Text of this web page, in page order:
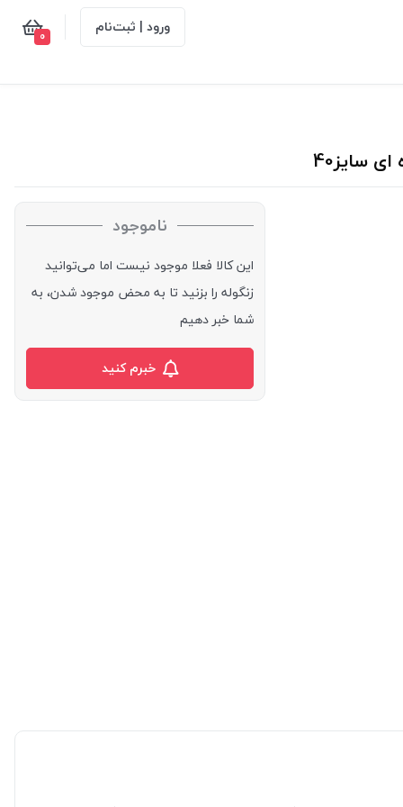
ورود | ثبت‌نام 0
ناموجود
این کالا فعلا موجود نیست اما می‌توانید
زنگوله را بزنید تا به محض موجود شدن، به
شما خبر دهیم
خبرم کنید